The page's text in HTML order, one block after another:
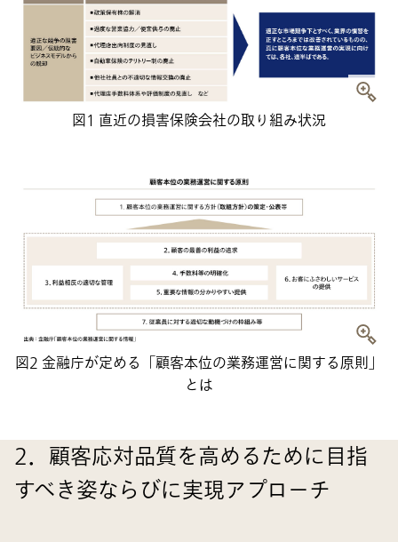
図1 直近の損害保険会社の取り組み状況
図2 金融庁が定める「顧客本位の業務運営に関する原則」
とは
2．顧客応対品質を高めるために目指
すべき姿ならびに実現アプローチ